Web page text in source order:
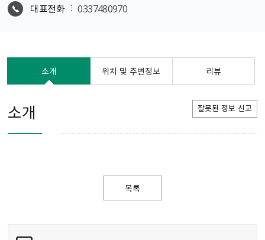
대표전화
0337480970
소개 위치 및 주변정보 리뷰
소개 잘못된 정보 신고
목록